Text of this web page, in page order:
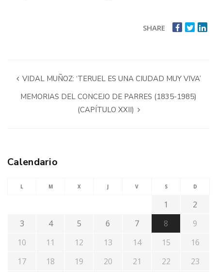
SHARE
VIDAL MUÑOZ: ‘TERUEL ES UNA CIUDAD MUY VIVA’
MEMORIAS DEL CONCEJO DE PARRES (1835-1985)
(CAPÍTULO XXII)
Calendario
L M X J V S D
1
2
3
4 5 6 7 8
9
10
11 12 13 14 15
16
17
18 19 20 21 22
23